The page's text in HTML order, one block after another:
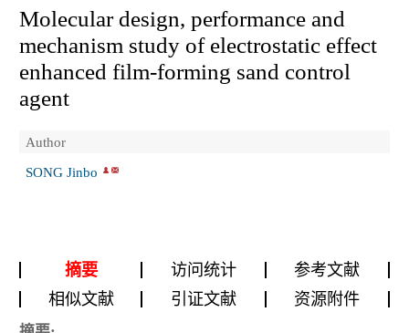
Molecular design, performance and
mechanism study of electrostatic effect
enhanced film-forming sand control
agent
Author
SONG Jinbo
摘要 访问统计
参考文献
相似文献
引证文献 资源附件